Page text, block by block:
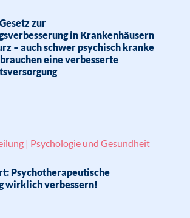
zur
in Krankenhäusern
– auch schwer psychisch kranke
eine verbesserte
| Psychologie und Gesundheit
Psychotherapeutische
wirklich verbessern!